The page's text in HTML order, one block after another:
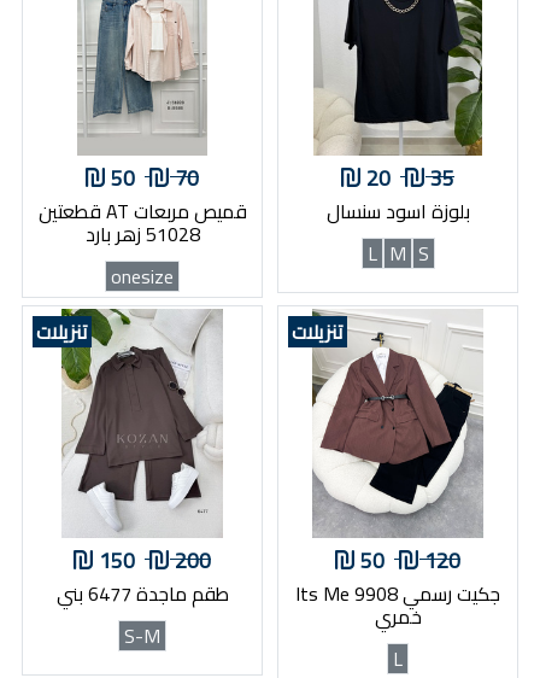
35
20
بلوزة اسود سنسال
S
M
L
70
50
قميص مربعات AT قطعتين
51028 زهر بارد
onesize
تنزيلات
120
50
جكيت رسمي 9908 Its Me
خمري
L
تنزيلات
200
150
طقم ماجدة 6477 بني
S-M